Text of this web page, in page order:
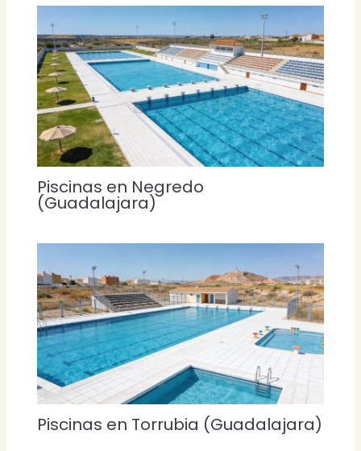
Piscinas en Negredo
(Guadalajara)
Piscinas en Torrubia (Guadalajara)